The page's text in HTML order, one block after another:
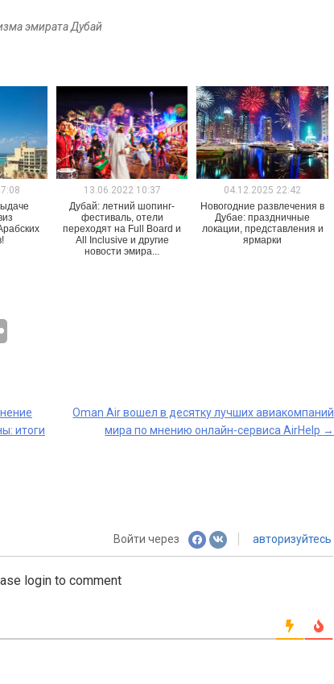
эмирата Дубай
13.06.2022 10:37
Дубай: летний шопинг-
фестиваль, отели
переходят на Full Board и
All Inclusive и другие
новости эмира...
04.12.2025 22:42
Новогодние развлечения в
Дубае: праздничные
локации, представления и
ярмарки
итоги
Oman Air вошел в десятку лучших авиакомпаний
мира по мнению онлайн-сервиса AirHelp →
Войти через авторизуйтесь
login to comment